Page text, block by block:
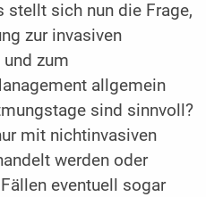
stellt sich nun die Frage,
zur invasiven
zum
allgemein
sind sinnvoll?
mit nichtinvasiven
werden oder
eventuell sogar